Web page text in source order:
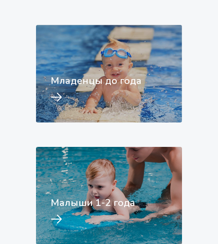
Младенцы до года
Малыши 1-2 года